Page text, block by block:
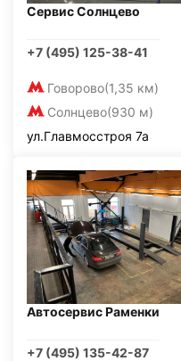
Сервис Солнцево
+7 (495) 125-38-41
Говорово(1,35 км)
Солнцево(930 м)
ул.Главмосстроя 7а
Автосервис Раменки
+7 (495) 135-42-87